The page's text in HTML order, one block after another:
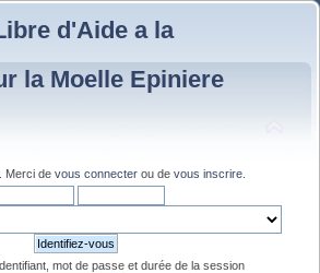
d'Aide a la
la Moelle Epiniere
. Merci de vous connecter ou de vous inscrire
mot de passe et durée de la session